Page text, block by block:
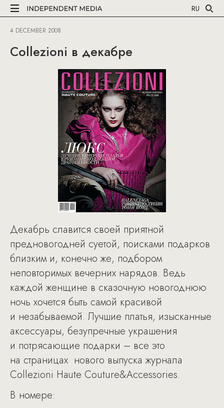
RU
4 DECEMBER 2008
Collezioni в декабре
Декабрь славится своей приятной
предновогодней суетой, поисками подарков
близким и, конечно же, подбором
неповторимых вечерних нарядов. Ведь
каждой женщине в сказочную новогоднюю
ночь хочется быть самой красивой
и незабываемой. Лучшие платья, изысканные
аксессуары, безупречные украшения
и потрясающие подарки – все это
на страницах нового выпуска журнала
Collezioni Haute Couture&Accessories.
В номере: